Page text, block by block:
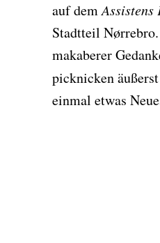
auf dem
Stadtteil
makaberer
picknicken
einmal etwas